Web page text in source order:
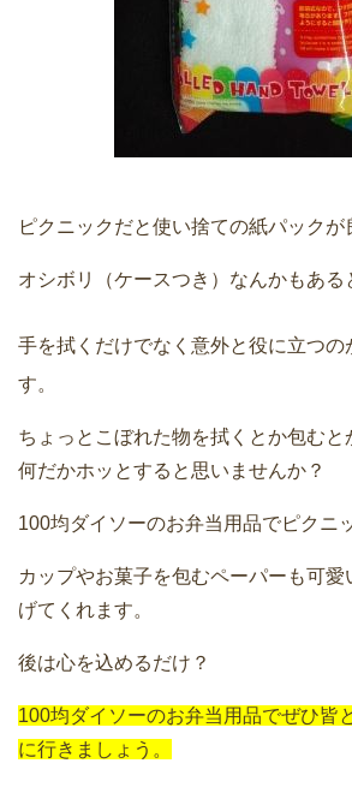
ピクニックだと使い捨ての紙パックが
オシボリ（ケースつき）なんかもある
手を拭くだけでなく意外と役に立つの
す。
ちょっとこぼれた物を拭くとか包むと
何だかホッとすると思いませんか？
100均ダイソーのお弁当用品でピクニ
カップやお菓子を包むペーパーも可愛
げてくれます。
後は心を込めるだけ？
100均ダイソーのお弁当用品でぜひ皆
に行きましょう。